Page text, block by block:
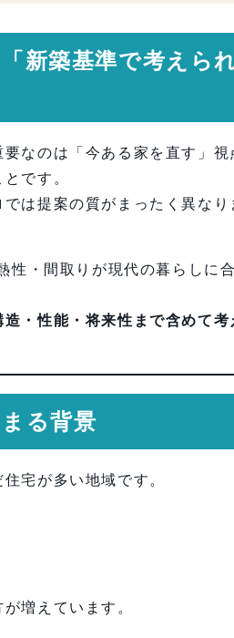
左右する
新築基準で考えら
なのは「今ある家を直す」視
です。
は提案の質がまったく異なり
性・間取りが現代の暮らしに
・性能・将来性まで含めて考
る背景
宅が多い地域です。
増えています。